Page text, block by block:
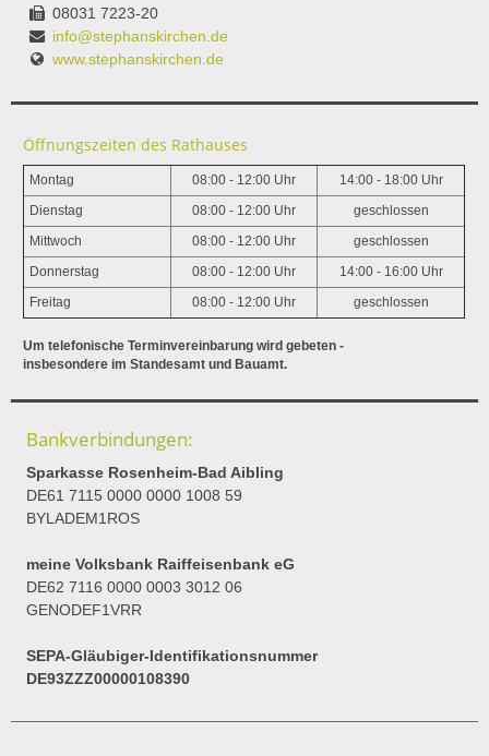
08031 7223-20
info@stephanskirchen.de
www.stephanskirchen.de
Öffnungszeiten des Rathauses
Montag 08:00 - 12:00 Uhr 14:00 - 18:00 Uhr
Dienstag 08:00 - 12:00 Uhr geschlossen
Mittwoch 08:00 - 12:00 Uhr geschlossen
Donnerstag 08:00 - 12:00 Uhr 14:00 - 16:00 Uhr
Freitag 08:00 - 12:00 Uhr geschlossen
Um telefonische Terminvereinbarung wird gebeten -
insbesondere im Standesamt und Bauamt.
Bankverbindungen:
Sparkasse Rosenheim-Bad Aibling
DE61 7115 0000 0000 1008 59
BYLADEM1ROS
meine Volksbank Raiffeisenbank eG
DE62 7116 0000 0003 3012 06
GENODEF1VRR
SEPA-Gläubiger-Identifikationsnummer
DE93ZZZ00000108390